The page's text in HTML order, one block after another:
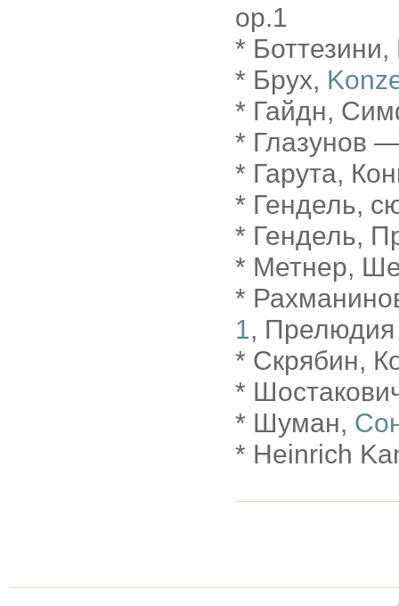
op.1
*
* Брух,
* Гайдн,
* Глазунов
* Гарута,
* Гендель,
* Гендель,
* Метнер,
*
1,
* Скрябин,
*
* Шуман,
* Heinrich